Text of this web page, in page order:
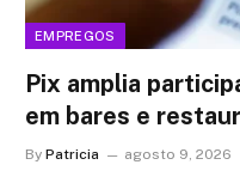
EMPREGOS
Pix amplia
em bares e
By Patricia agosto 9, 2026